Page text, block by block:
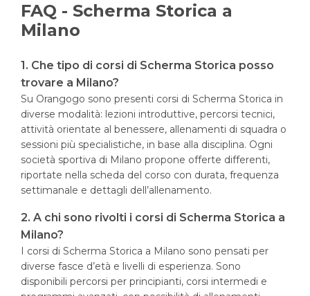
FAQ - Scherma Storica a
Milano
1. Che tipo di corsi di Scherma Storica posso
trovare a Milano?
Su Orangogo sono presenti corsi di Scherma Storica in
diverse modalità: lezioni introduttive, percorsi tecnici,
attività orientate al benessere, allenamenti di squadra o
sessioni più specialistiche, in base alla disciplina. Ogni
società sportiva di Milano propone offerte differenti,
riportate nella scheda del corso con durata, frequenza
settimanale e dettagli dell’allenamento.
2. A chi sono rivolti i corsi di Scherma Storica a
Milano?
I corsi di Scherma Storica a Milano sono pensati per
diverse fasce d’età e livelli di esperienza. Sono
disponibili percorsi per principianti, corsi intermedi e